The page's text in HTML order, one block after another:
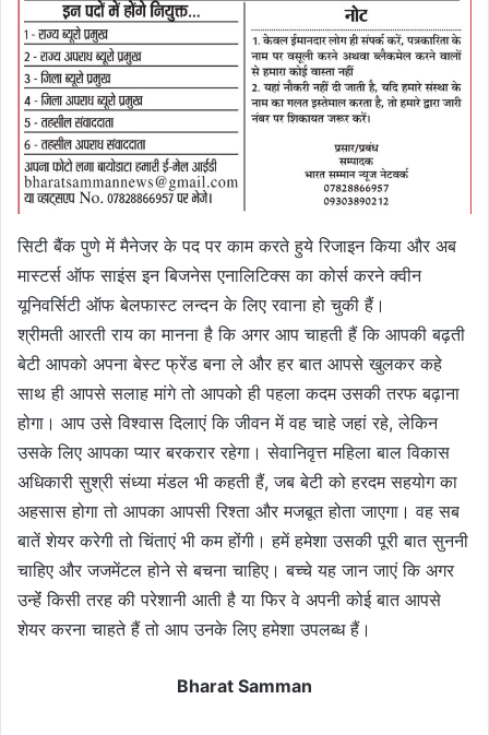
सिटी बैंक पुणे में मैनेजर के पद पर काम करते हुये रिजाइन किया और अब
मास्टर्स ऑफ साइंस इन बिजनेस एनालिटिक्स का कोर्स करने क्वीन
यूनिवर्सिटी ऑफ बेलफास्ट लन्दन के लिए रवाना हो चुकी हैं।
श्रीमती आरती राय का मानना है कि अगर आप चाहती हैं कि आपकी बढ़ती
बेटी आपको अपना बेस्ट फ्रेंड बना ले और हर बात आपसे खुलकर कहे
साथ ही आपसे सलाह मांगे तो आपको ही पहला कदम उसकी तरफ बढ़ाना
होगा। आप उसे विश्वास दिलाएं कि जीवन में वह चाहे जहां रहे, लेकिन
उसके लिए आपका प्यार बरकरार रहेगा। सेवानिवृत्त महिला बाल विकास
अधिकारी सुश्री संध्या मंडल भी कहती हैं, जब बेटी को हरदम सहयोग का
अहसास होगा तो आपका आपसी रिश्ता और मजबूत होता जाएगा। वह सब
बातें शेयर करेगी तो चिंताएं भी कम होंगी। हमें हमेशा उसकी पूरी बात सुननी
चाहिए और जजमेंटल होने से बचना चाहिए। बच्चे यह जान जाएं कि अगर
उन्हेंं किसी तरह की परेशानी आती है या फिर वे अपनी कोई बात आपसे
शेयर करना चाहते हैं तो आप उनके लिए हमेशा उपलब्ध हैं।
Bharat Samman